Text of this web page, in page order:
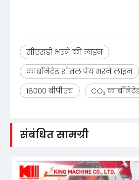
सीएसडी भरने की लाइन
कार्बोनेटेड शीतल पेय भरने लाइन
18000 बीपीएच
CO₂
संबंधित सामग्री